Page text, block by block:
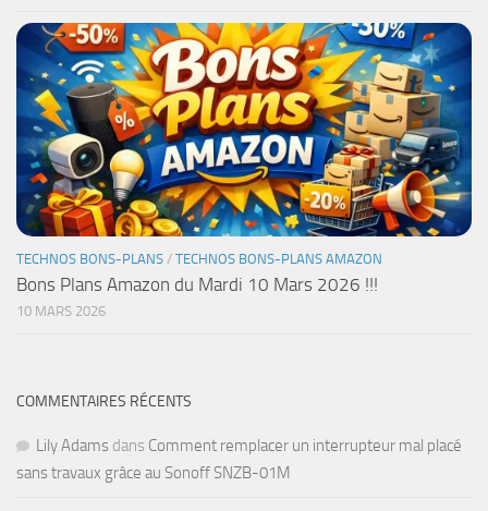
TECHNOS BONS-PLANS / TECHNOS BONS-PLANS AMAZON
Bons Plans Amazon du Mardi 10 Mars 2026 !!!
10 MARS 2026
COMMENTAIRES RÉCENTS
Lily Adams dans Comment remplacer un interrupteur mal placé
sans travaux grâce au Sonoff SNZB-01M